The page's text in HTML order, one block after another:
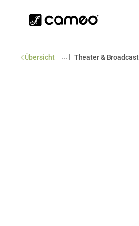
Übersicht | ... | Theater & Broadcast